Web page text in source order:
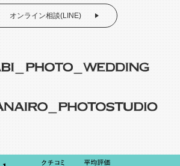
オンライン相談(LINE)